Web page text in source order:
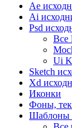
Ae
Ai
Psd
Все
Ui
Sketch
Xd
Иконки
Фоны,
Шаблоны